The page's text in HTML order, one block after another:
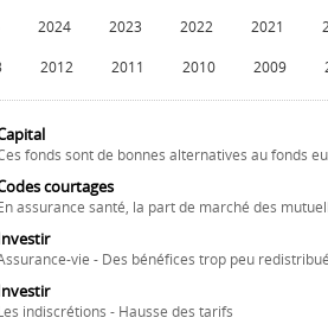
2024 2023 2022 2021
2012 2011 2010 2009
fonds sont de bonnes alternatives au fonds
courtages
En assurance santé, la part de marché des
Investir
vie - Des bénéfices trop peu
Investir
Les indiscrétions - Hausse des tarifs